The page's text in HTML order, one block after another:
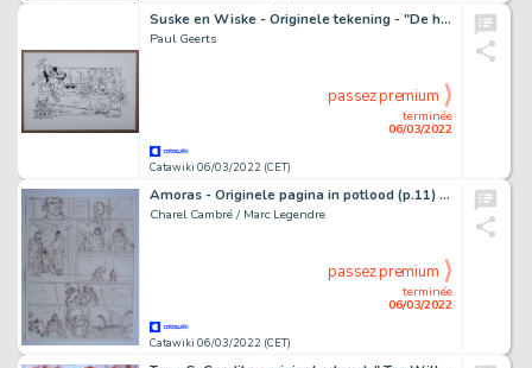
Suske en Wiske - Originele tekening - "De hellegathonden" - Page volante
Paul Geerts
Catawiki 06/03/2022 (CET)
terminée
06/03/2022
passez premium
Amoras - Originele pagina in potlood (p.11) - Amoras deel 4 - Lambik - Page volante - (2014)
Charel Cambré / Marc Legendre
Catawiki 06/03/2022 (CET)
terminée
06/03/2022
passez premium